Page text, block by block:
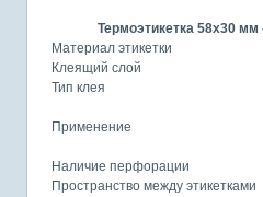
Термоэтикетка 58х30 мм
Материал этикетки
Клеящий слой
Тип клея
Применение
Наличие перфорации
Пространство между этикетками